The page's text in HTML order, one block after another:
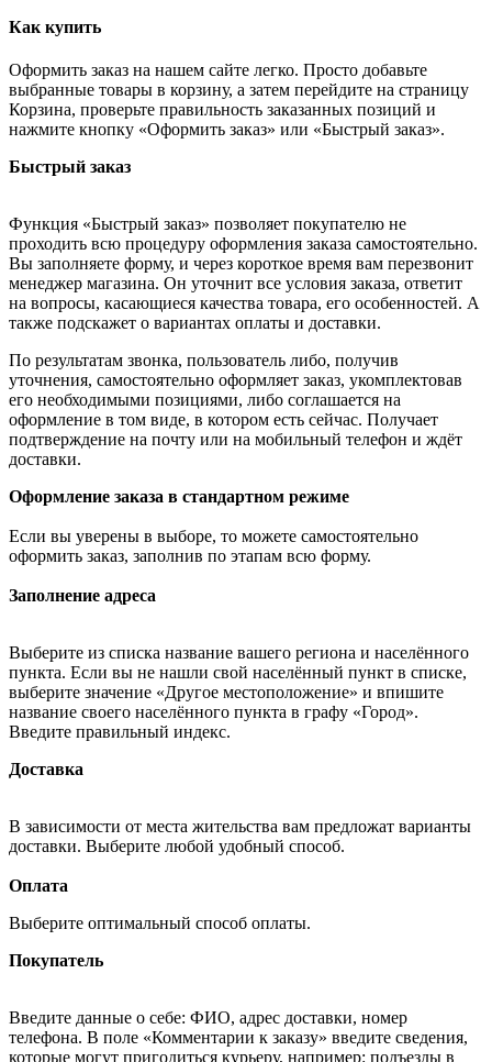
Как купить
Оформить заказ на нашем сайте легко. Просто добавьте
выбранные товары в корзину, а затем перейдите на страницу
Корзина, проверьте правильность заказанных позиций и
нажмите кнопку «Оформить заказ» или «Быстрый заказ».
Быстрый заказ
Функция «Быстрый заказ» позволяет покупателю не
проходить всю процедуру оформления заказа самостоятельно.
Вы заполняете форму, и через короткое время вам перезвонит
менеджер магазина. Он уточнит все условия заказа, ответит
на вопросы, касающиеся качества товара, его особенностей. А
также подскажет о вариантах оплаты и доставки.
По результатам звонка, пользователь либо, получив
уточнения, самостоятельно оформляет заказ, укомплектовав
его необходимыми позициями, либо соглашается на
оформление в том виде, в котором есть сейчас. Получает
подтверждение на почту или на мобильный телефон и ждёт
доставки.
Оформление заказа в стандартном режиме
Если вы уверены в выборе, то можете самостоятельно
оформить заказ, заполнив по этапам всю форму.
Заполнение адреса
Выберите из списка название вашего региона и населённого
пункта. Если вы не нашли свой населённый пункт в списке,
выберите значение «Другое местоположение» и впишите
название своего населённого пункта в графу «Город».
Введите правильный индекс.
Доставка
В зависимости от места жительства вам предложат варианты
доставки. Выберите любой удобный способ.
Оплата
Выберите оптимальный способ оплаты.
Покупатель
Введите данные о себе: ФИО, адрес доставки, номер
телефона. В поле «Комментарии к заказу» введите сведения,
которые могут пригодиться курьеру, например: подъезды в